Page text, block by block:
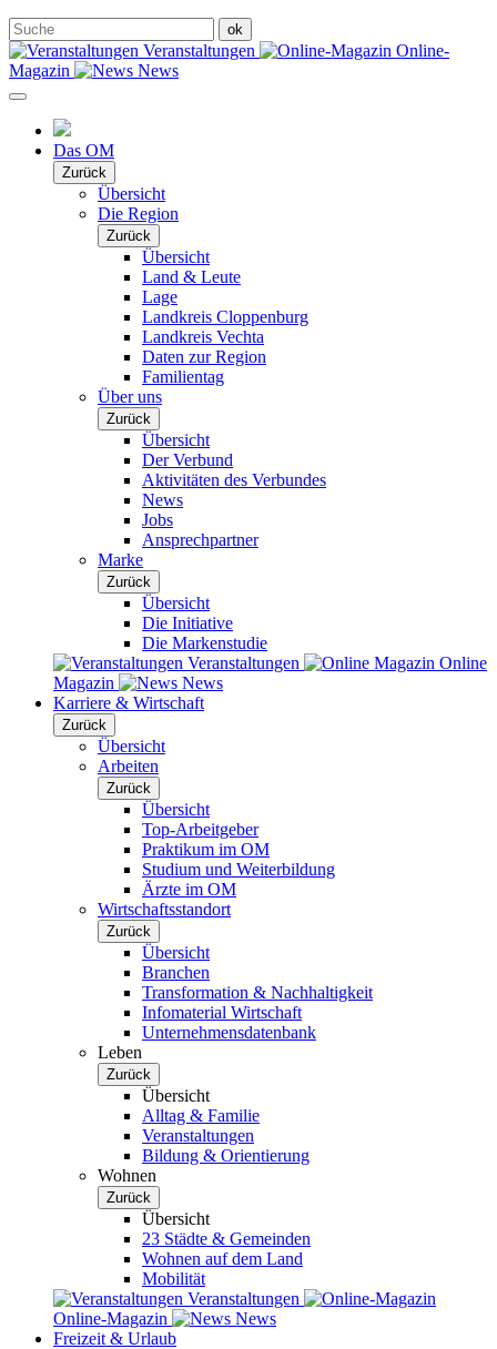
Veranstaltungen
Online-
Magazin
News
Das OM
Zurück
Übersicht
Die Region
Zurück
Übersicht
Land & Leute
Lage
Landkreis Cloppenburg
Landkreis Vechta
Daten zur Region
Familientag
Über uns
Zurück
Übersicht
Der Verbund
Aktivitäten des Verbundes
News
Jobs
Ansprechpartner
Marke
Zurück
Übersicht
Die Initiative
Die Markenstudie
Veranstaltungen
Online
Magazin
News
Karriere & Wirtschaft
Zurück
Übersicht
Arbeiten
Zurück
Übersicht
Top-Arbeitgeber
Praktikum im OM
Studium und Weiterbildung
Ärzte im OM
Wirtschaftsstandort
Zurück
Übersicht
Branchen
Transformation & Nachhaltigkeit
Infomaterial Wirtschaft
Unternehmensdatenbank
Leben
Zurück
Übersicht
Alltag & Familie
Veranstaltungen
Bildung & Orientierung
Wohnen
Zurück
Übersicht
23 Städte & Gemeinden
Wohnen auf dem Land
Mobilität
Veranstaltungen
Online-Magazin
News
Freizeit & Urlaub